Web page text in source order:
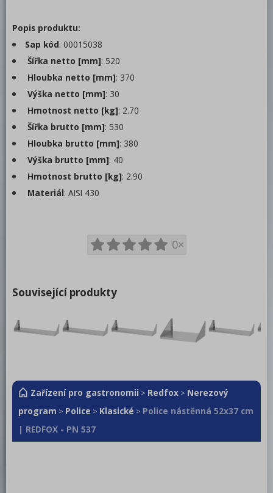
Odkapávače nádobí
Mycí stoly
Stolní zařízení
Příprava masa a zeleniny
Pizza program
Konvektomaty
Trouby pro rychlou přípravu
Distribuce jídel, gastronádoby
Barové zařízení, kávovary
Popis produktu:
Sap kód: 00015038
Šířka netto [mm]: 520
Hloubka netto [mm]: 370
Výška netto [mm]: 30
Hmotnost netto [kg]: 2.70
Šířka brutto [mm]: 530
Hloubka brutto [mm]: 380
Výška brutto [mm]: 40
Hmotnost brutto [kg]: 2.90
Materiál: AISI 430
0×
Související produkty
Zařízení pro gastronomii > Redfox > Nerezový
program > Police > Klasické > Police nástěnná 52x37 cm
| REDFOX - PN 537